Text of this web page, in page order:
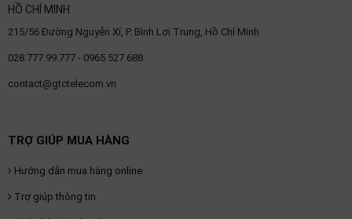
HỒ CHÍ MINH
215/56 Đường Nguyễn Xí, P. Bình Lợi Trung, Hồ Chí Minh
028.777.99.777 - 0965 527 688
contact@gtctelecom.vn
TRỢ GIÚP MUA HÀNG
Hướng dẫn mua hàng online
Trợ giúp thông tin